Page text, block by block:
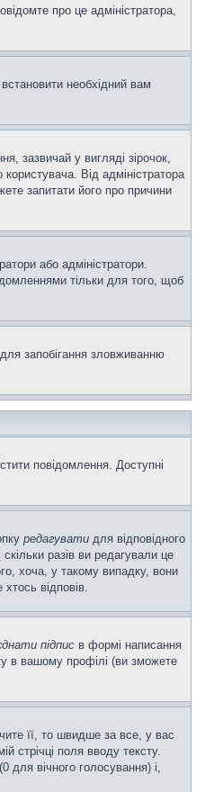
про це адміністратора,
необхідний вам
зазвичай у вигляді зірочок,
Від адміністратора
запитати його про причини
або адміністратори.
тільки для того, щоб
запобігання зловживанню
повідомлення. Доступні
редагувати для відповідного
разів ви редагували це
хоча, у такому випадку, вони
відповів.
підпис в формі написання
в вашому профілі (ви зможете
її, то швидше за все, у вас
стрічці поля вводу тексту.
для вічного голосування) і,